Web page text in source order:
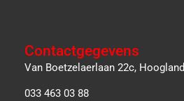
Contactgegevens
Van Boetzelaerlaan 22c, Hoogland
033 463 03 88